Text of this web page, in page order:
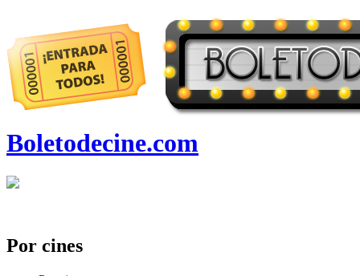
Boletodecine.com
Por cines